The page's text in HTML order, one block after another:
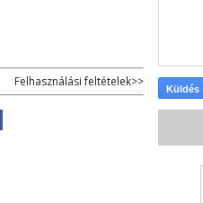
Felhasználási feltételek>>